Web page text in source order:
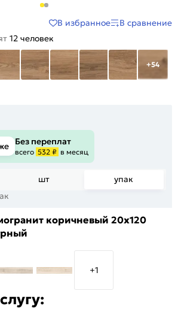
В избранное
В сравнение
12 человек
+54
Без переплат
всего 532 ₽ в месяц
шт
упак
коричневый 20х120
+1